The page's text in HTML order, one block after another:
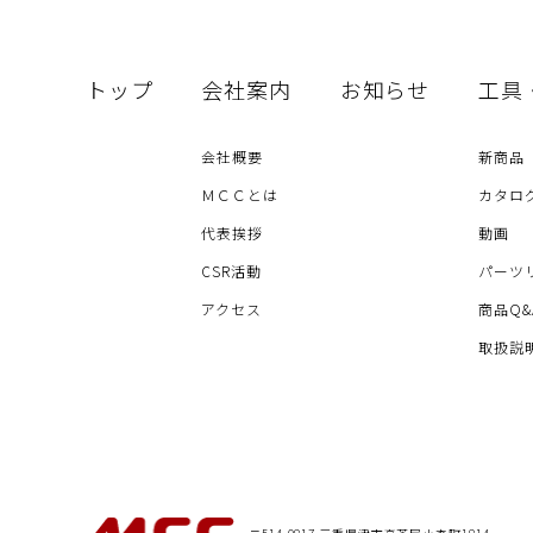
トップ 会社案内
会社概要
ＭＣＣとは
代表挨拶
CSR活動
アクセス
お知らせ 工具
新商品
カタロ
動画
パーツ
商品
取扱説